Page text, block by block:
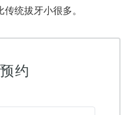
统拔牙小很多。
约